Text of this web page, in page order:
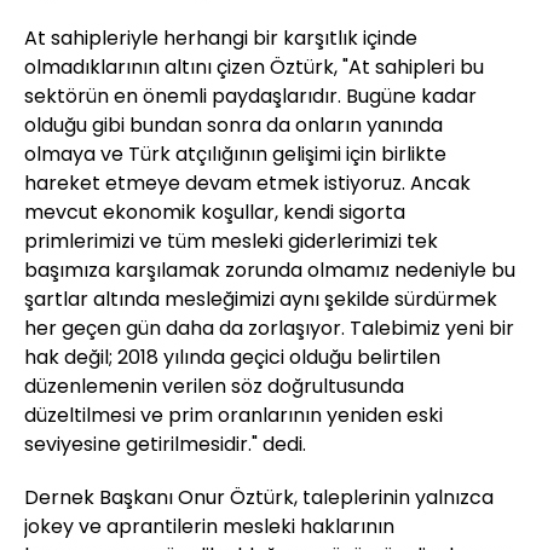
At sahipleriyle herhangi bir karşıtlık içinde
olmadıklarının altını çizen Öztürk, "At sahipleri bu
sektörün en önemli paydaşlarıdır. Bugüne kadar
olduğu gibi bundan sonra da onların yanında
olmaya ve Türk atçılığının gelişimi için birlikte
hareket etmeye devam etmek istiyoruz. Ancak
mevcut ekonomik koşullar, kendi sigorta
primlerimizi ve tüm mesleki giderlerimizi tek
başımıza karşılamak zorunda olmamız nedeniyle bu
şartlar altında mesleğimizi aynı şekilde sürdürmek
her geçen gün daha da zorlaşıyor. Talebimiz yeni bir
hak değil; 2018 yılında geçici olduğu belirtilen
düzenlemenin verilen söz doğrultusunda
düzeltilmesi ve prim oranlarının yeniden eski
seviyesine getirilmesidir." dedi.
Dernek Başkanı Onur Öztürk, taleplerinin yalnızca
jokey ve aprantilerin mesleki haklarının